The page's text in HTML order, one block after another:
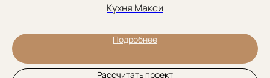
Кухня Макси
Подробнее
Рассчитать проект
Мебель на стыке искусства,
технологий и комфорта
Соцсети